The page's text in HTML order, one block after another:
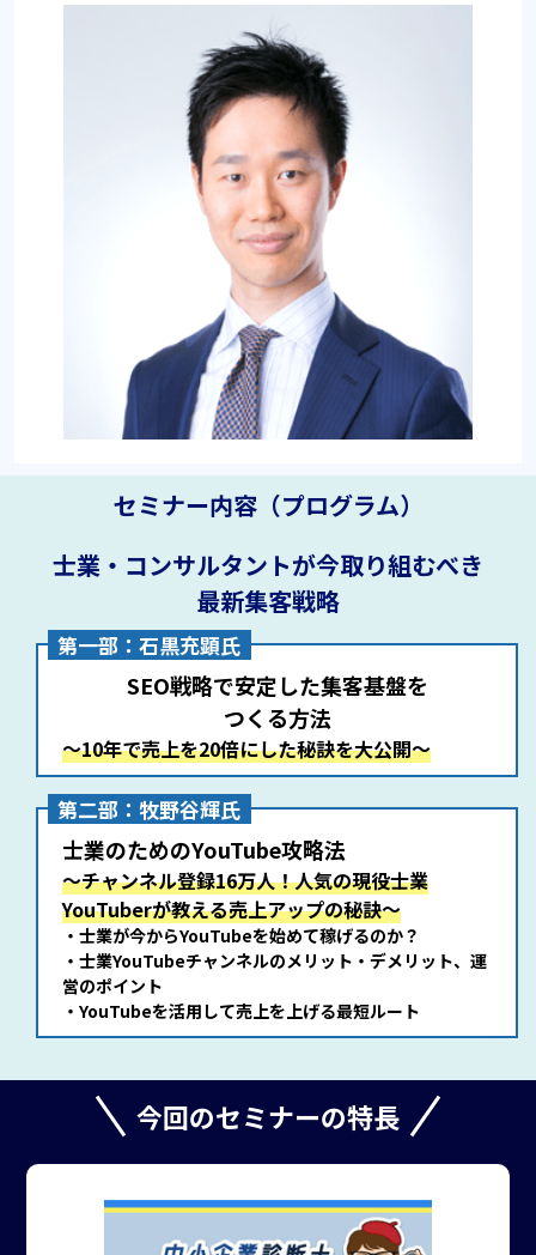
セミナー内容（プログラム）
士業・コンサルタントが今取り組むべき
最新集客戦略
第一部：石黒充顕氏
SEO戦略で安定した集客基盤を
つくる方法
～10年で売上を20倍にした秘訣を大公開～
第二部：牧野谷輝氏
士業のためのYouTube攻略法
～チャンネル登録16万人！人気の現役士業
YouTuberが教える売上アップの秘訣～
・士業が今からYouTubeを始めて稼げるのか？
・士業YouTubeチャンネルのメリット・デメリット、運
営のポイント
・YouTubeを活用して売上を上げる最短ルート
今回のセミナーの特長